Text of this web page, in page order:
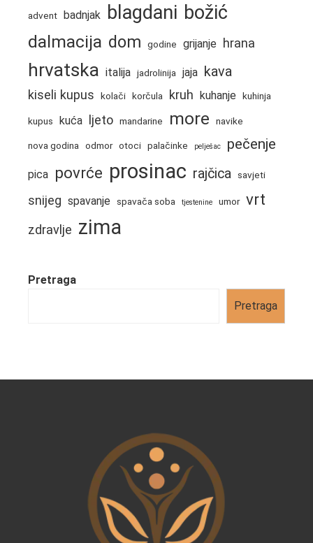
advent badnjak blagdani božić
dalmacija dom godine grijanje hrana
hrvatska italija jadrolinija jaja kava
kiseli kupus kolači korčula kruh kuhanje kuhinja
kupus kuća ljeto mandarine more navike
nova godina odmor otoci palačinke pelješac pečenje
pica povrće prosinac rajčica savjeti
snijeg spavanje spavača soba tjestenine umor vrt
zdravlje zima
Pretraga
Pretraga